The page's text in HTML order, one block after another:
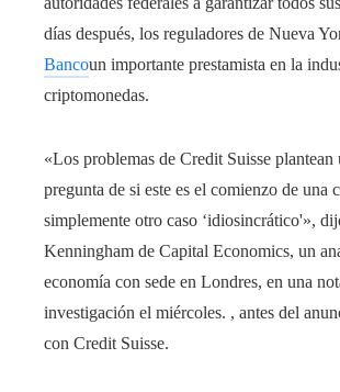
días después, los reguladores de Nueva
Bancoun importante prestamista en la
criptomonedas.
«Los problemas de Credit Suisse plantean
pregunta de si este es el comienzo de una
simplemente otro caso ‘idiosincrático'»,
Kenningham de Capital Economics, un
economía con sede en Londres, en una
investigación el miércoles. , antes del
con Credit Suisse.